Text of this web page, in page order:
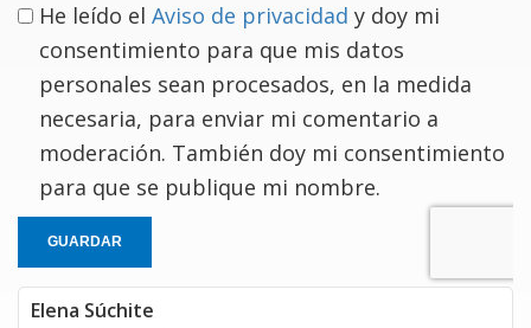
He leído el Aviso de privacidad y doy mi
consentimiento para que mis datos
personales sean procesados, en la medida
necesaria, para enviar mi comentario a
moderación. También doy mi consentimiento
para que se publique mi nombre.
GUARDAR
Elena Súchite